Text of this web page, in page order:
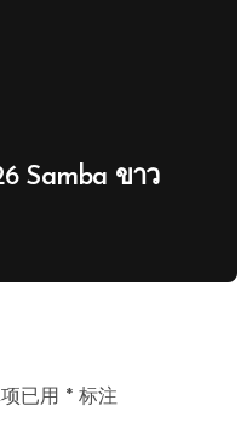
Samba ขาว
已用 * 标注